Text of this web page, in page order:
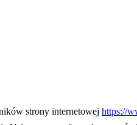
strony internetowej https://